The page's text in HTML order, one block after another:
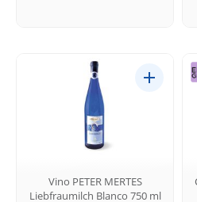
Vino PETER MERTES
Liebfraumilch Blanco 750 ml